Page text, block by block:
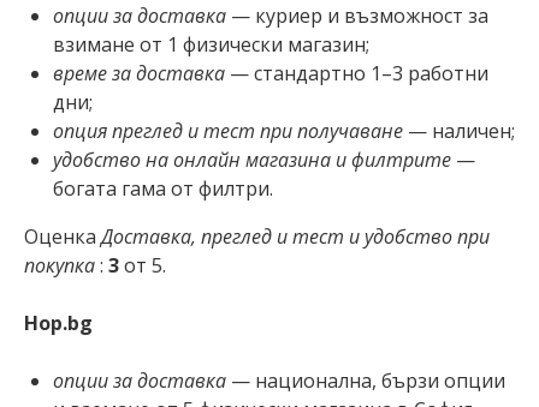
опции за доставка — куриер и възможност за
взимане от 1 физически магазин;
време за доставка — стандартно 1–3 работни
дни;
опция преглед и тест при получаване — наличен;
удобство на онлайн магазина и филтрите —
богата гама от филтри.
ОценкаДоставка, преглед и тест и удобство при
покупка: 3от 5.
Hop.bg
опции за доставка — национална, бързи опции